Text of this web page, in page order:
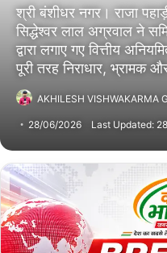
श्री बंशीधर नगर। राजा
सिद्धेश्वर लाल अग्रवाल ने
द्वारा लगाए गए वित्तीय
पूरी तरह निराधार, भ्रामक
AKHILESH VISHWAKARMA
28/06/2026 Last Updated: